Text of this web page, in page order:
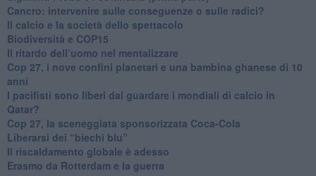
Cancro: intervenire sulle conseguenze o sulle radici?
​Il calcio e la società dello spettacolo
Biodiversità e COP15
​Il ritardo dell’uomo nel mentalizzare
​Cop 27, i nove confini planetari e una bambina ghanese di 10
anni
​I pacifisti sono liberi dal guardare i mondiali di calcio in
Qatar?
​Cop 27, la sceneggiata sponsorizzata Coca-Cola
​Liberarsi dei “biechi blu”
Il riscaldamento globale è adesso
​Erasmo da Rotterdam e la guerra